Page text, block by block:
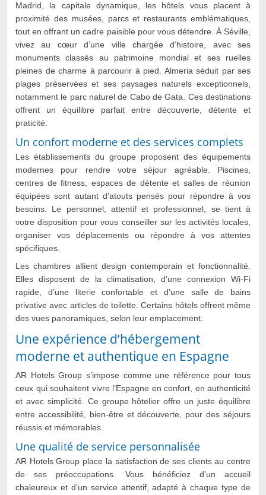
Madrid, la capitale dynamique, les hôtels vous placent à
proximité des musées, parcs et restaurants emblématiques,
tout en offrant un cadre paisible pour vous détendre. À Séville,
vivez au cœur d’une ville chargée d’histoire, avec ses
monuments classés au patrimoine mondial et ses ruelles
pleines de charme à parcourir à pied. Almeria séduit par ses
plages préservées et ses paysages naturels exceptionnels,
notamment le parc naturel de Cabo de Gata. Ces destinations
offrent un équilibre parfait entre découverte, détente et
praticité.
Un confort moderne et des services complets
Les établissements du groupe proposent des équipements
modernes pour rendre votre séjour agréable. Piscines,
centres de fitness, espaces de détente et salles de réunion
équipées sont autant d’atouts pensés pour répondre à vos
besoins. Le personnel, attentif et professionnel, se tient à
votre disposition pour vous conseiller sur les activités locales,
organiser vos déplacements ou répondre à vos attentes
spécifiques.
Les chambres allient design contemporain et fonctionnalité.
Elles disposent de la climatisation, d’une connexion Wi-Fi
rapide, d’une literie confortable et d’une salle de bains
privative avec articles de toilette. Certains hôtels offrent même
des vues panoramiques, selon leur emplacement.
Une expérience d’hébergement
moderne et authentique en Espagne
AR Hotels Group s’impose comme une référence pour tous
ceux qui souhaitent vivre l’Espagne en confort, en authenticité
et avec simplicité. Ce groupe hôtelier offre un juste équilibre
entre accessibilité, bien-être et découverte, pour des séjours
réussis et mémorables.
Une qualité de service personnalisée
AR Hotels Group place la satisfaction de ses clients au centre
de ses préoccupations. Vous bénéficiez d’un accueil
chaleureux et d’un service attentif, adapté à chaque type de